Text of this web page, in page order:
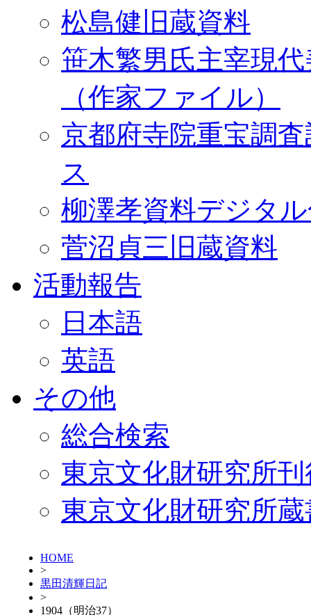
松島健旧蔵資料
笹木繁男氏主宰現
（作家ファイル）
京都府寺院重宝調
ス
柳澤孝資料デジタ
菅沼貞三旧蔵資料
活動報告
日本語
英語
その他
総合検索
東京文化財研究所
東京文化財研究所
HOME
>
黒田清輝日記
>
1904（明治37）